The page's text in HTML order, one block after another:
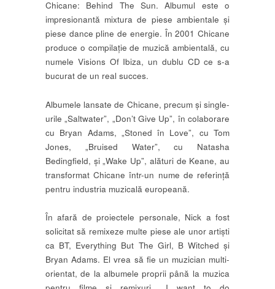
Chicane: Behind The Sun. Albumul este o
impresionantă mixtura de piese ambientale și
piese dance pline de energie. În 2001 Chicane
produce o compilație de muzică ambientală, cu
numele Visions Of Ibiza, un dublu CD ce s-a
bucurat de un real succes.
Albumele lansate de Chicane, precum şi single-
urile „Saltwater”, „Don’t Give Up”, în colaborare
cu Bryan Adams, „Stoned în Love”, cu Tom
Jones, „Bruised Water”, cu Natasha
Bedingfield, şi „Wake Up”, alături de Keane, au
transformat Chicane într-un nume de referință
pentru industria muzicală europeană.
În afară de proiectele personale, Nick a fost
solicitat să remixeze multe piese ale unor artiști
ca BT, Everything But The Girl, B Witched și
Bryan Adams. El vrea să fie un muzician multi-
orientat, de la albumele proprii până la muzica